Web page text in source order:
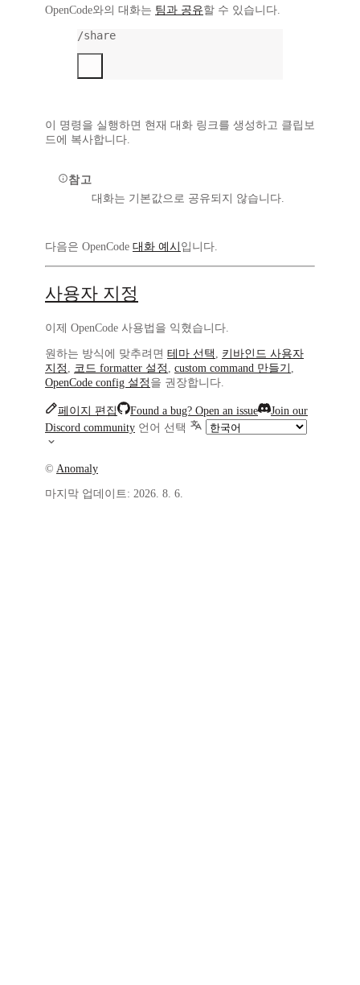
OpenCode와의 대화는 팀과 공유할 수 있습니다.
/share
이 명령을 실행하면 현재 대화 링크를 생성하고 클립보
드에 복사합니다.
참고
대화는 기본값으로 공유되지 않습니다.
다음은 OpenCode 대화 예시 입니다.
사용자 지정
이제 OpenCode 사용법을 익혔습니다.
원하는 방식에 맞추려면 테마 선택
키바인드 사용자
지정
코드 formatter 설정 custom command 만들기
OpenCode config 설정 을 권장합니다.
페이지 편집 Found a bug? Open an issue
Join our
Discord community 언어 선택
© Anomaly
마지막 업데이트: 2026. 8. 6.